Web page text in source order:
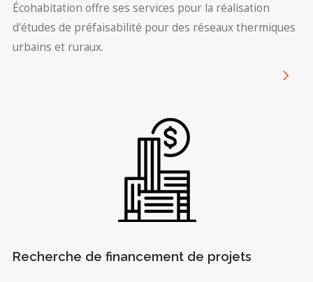
Écohabitation offre ses services pour la réalisation
d'études de préfaisabilité pour des réseaux thermiques
urbains et ruraux.
Recherche de financement de projets